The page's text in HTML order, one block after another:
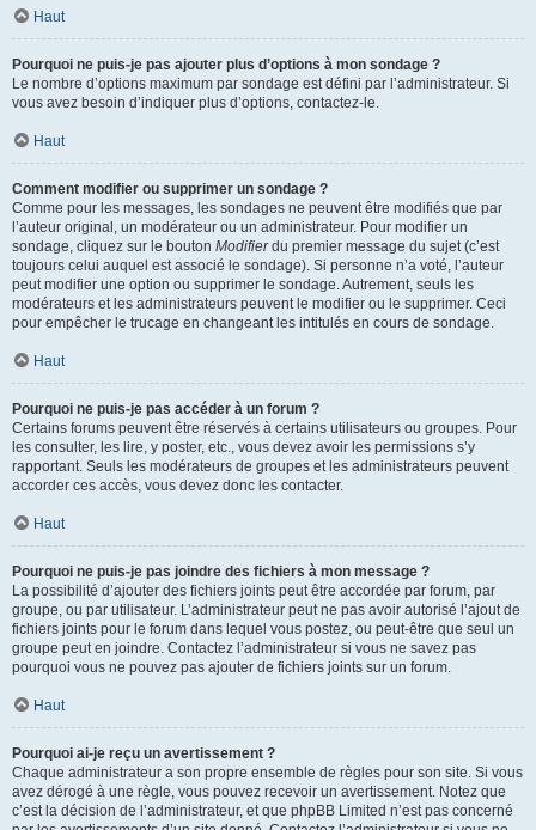
Haut
Pourquoi ne puis-je pas ajouter plus d’options à mon sondage ?
Le nombre d’options maximum par sondage est défini par l’administrateur. Si
vous avez besoin d’indiquer plus d’options, contactez-le.
Haut
Comment modifier ou supprimer un sondage ?
Comme pour les messages, les sondages ne peuvent être modifiés que par
l’auteur original, un modérateur ou un administrateur. Pour modifier un
sondage, cliquez sur le bouton Modifierdu premier message du sujet (c’est
toujours celui auquel est associé le sondage). Si personne n’a voté, l’auteur
peut modifier une option ou supprimer le sondage. Autrement, seuls les
modérateurs et les administrateurs peuvent le modifier ou le supprimer. Ceci
pour empêcher le trucage en changeant les intitulés en cours de sondage.
Haut
Pourquoi ne puis-je pas accéder à un forum ?
Certains forums peuvent être réservés à certains utilisateurs ou groupes. Pour
les consulter, les lire, y poster, etc., vous devez avoir les permissions s’y
rapportant. Seuls les modérateurs de groupes et les administrateurs peuvent
accorder ces accès, vous devez donc les contacter.
Haut
Pourquoi ne puis-je pas joindre des fichiers à mon message ?
La possibilité d’ajouter des fichiers joints peut être accordée par forum, par
groupe, ou par utilisateur. L’administrateur peut ne pas avoir autorisé l’ajout de
fichiers joints pour le forum dans lequel vous postez, ou peut-être que seul un
groupe peut en joindre. Contactez l’administrateur si vous ne savez pas
pourquoi vous ne pouvez pas ajouter de fichiers joints sur un forum.
Haut
Pourquoi ai-je reçu un avertissement ?
Chaque administrateur a son propre ensemble de règles pour son site. Si vous
avez dérogé à une règle, vous pouvez recevoir un avertissement. Notez que
c’est la décision de l’administrateur, et que phpBB Limited n’est pas concerné